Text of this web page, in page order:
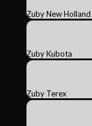
Zuby New Holland
Zuby Kubota
Zuby Terex